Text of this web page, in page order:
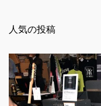
ト
人気の投稿